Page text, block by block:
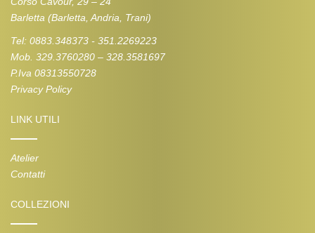
Barletta (Barletta, Andria, Trani)
Tel: 0883.348373 - 351.2269223
Mob. 329.3760280 – 328.3581697
P.Iva 08313550728
Privacy Policy
LINK UTILI
Atelier
Contatti
COLLEZIONI